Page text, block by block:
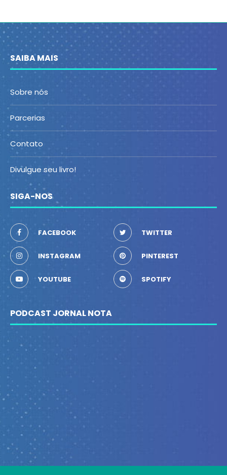
SAIBA MAIS
Sobre nós
Parcerias
Contato
Divulgue seu livro!
SIGA-NOS
FACEBOOK TWITTER
INSTAGRAM PINTEREST
YOUTUBE SPOTIFY
PODCAST JORNAL NOTA